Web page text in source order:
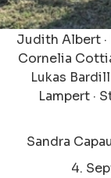
Judith Albert ·
Cornelia
Lukas Bardill
Lampert ·
Sandra
4.